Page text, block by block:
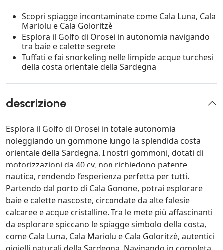
Scopri spiagge incontaminate come Cala Luna, Cala
Mariolu e Cala Goloritzè
Esplora il Golfo di Orosei in autonomia navigando
tra baie e calette segrete
Tuffati e fai snorkeling nelle limpide acque turchesi
della costa orientale della Sardegna
descrizione
Esplora il Golfo di Orosei in totale autonomia
noleggiando un gommone lungo la splendida costa
orientale della Sardegna. I nostri gommoni, dotati di
motorizzazioni da 40 cv, non richiedono patente
nautica, rendendo l’esperienza perfetta per tutti.
Partendo dal porto di Cala Gonone, potrai esplorare
baie e calette nascoste, circondate da alte falesie
calcaree e acque cristalline. Tra le mete più affascinanti
da esplorare spiccano le spiagge simbolo della costa,
come Cala Luna, Cala Mariolu e Cala Goloritzè, autentici